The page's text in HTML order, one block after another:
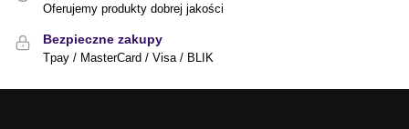
Oferujemy produkty dobrej jakości
Bezpieczne zakupy
Tpay / MasterCard / Visa / BLIK